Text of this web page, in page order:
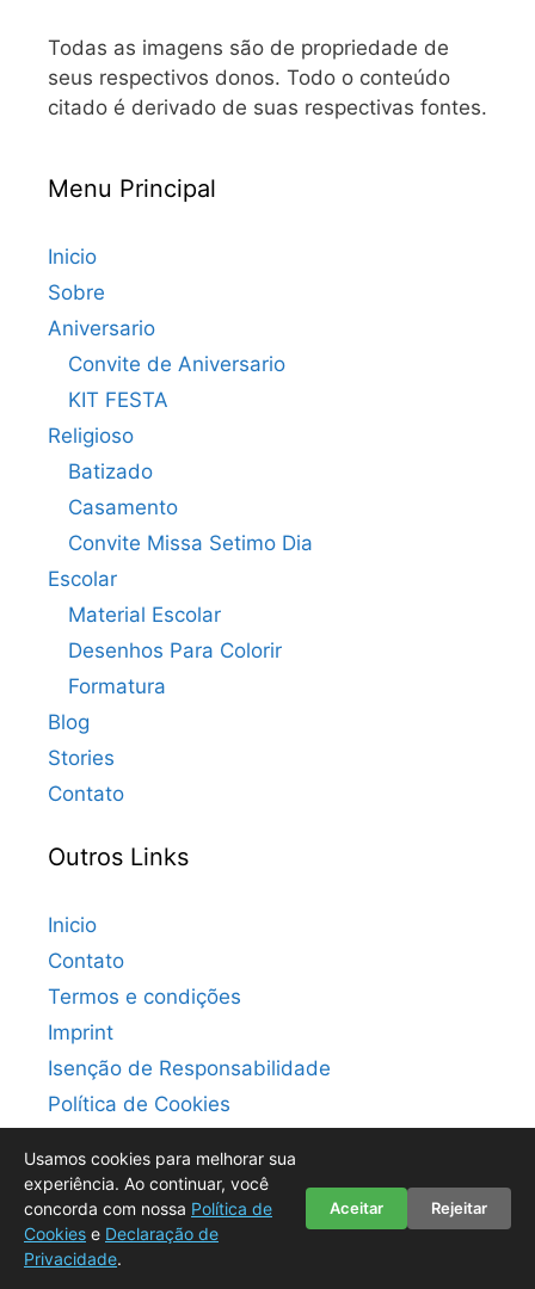
Todas as imagens são de propriedade de
seus respectivos donos. Todo o conteúdo
citado é derivado de suas respectivas fontes.
Menu Principal
Inicio
Sobre
Aniversario
Convite de Aniversario
KIT FESTA
Religioso
Batizado
Casamento
Convite Missa Setimo Dia
Escolar
Material Escolar
Desenhos Para Colorir
Formatura
Blog
Stories
Contato
Outros Links
Inicio
Contato
Termos e condições
Imprint
Isenção de Responsabilidade
Política de Cookies
Usamos cookies para melhorar sua
experiência. Ao continuar, você
concorda com nossa Política de
Cookies e Declaração de
Privacidade.
Aceitar Rejeitar